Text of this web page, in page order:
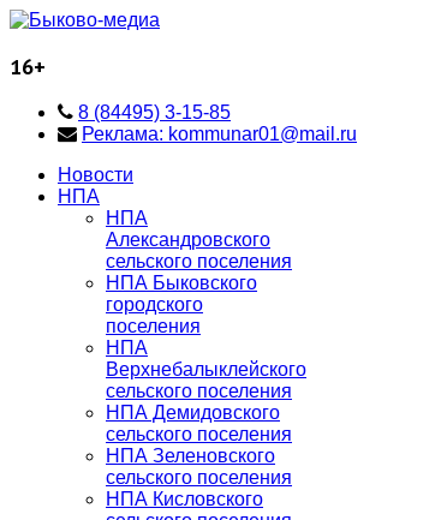
16+
8 (84495) 3-15-85
Реклама: kommunar01@mail.ru
Новости
НПА
НПА
Александровского
сельского поселения
НПА Быковского
городского
поселения
НПА
Верхнебалыклейского
сельского поселения
НПА Демидовского
сельского поселения
НПА Зеленовского
сельского поселения
НПА Кисловского